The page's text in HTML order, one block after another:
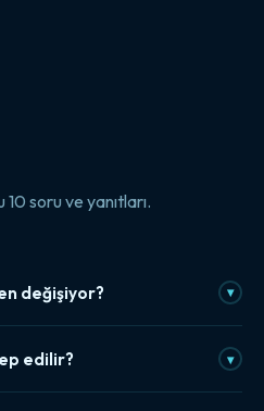
10 soru ve yanıtları.
değişiyor? ▾
Bu durum, sitenin kapandığı
bağlantısı bu sayfada her
edilir? ▾